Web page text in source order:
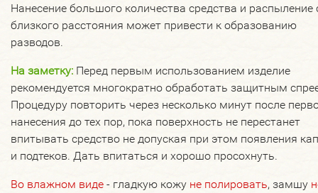
Нанесение большого количества средства и распыление
близкого расстояния может привести к образованию
разводов.
На заметку: Перед первым использованием изделие
рекомендуется многократно обработать защитным
Процедуру повторить через несколько минут после
нанесения до тех пор, пока поверхность не перестанет
впитывать средство не допуская при этом появления
и подтеков. Дать впитаться и хорошо просохнуть.
Во влажном виде - гладкую кожу не полировать, замшу